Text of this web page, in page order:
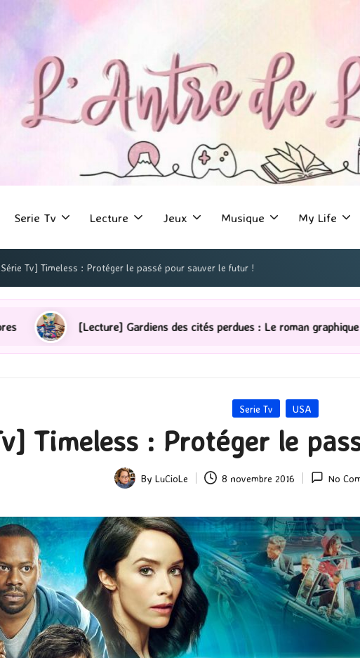
Serie Tv Lecture Jeux Musique My Life
Tv] Timeless : Protéger le passé pour sauver le futur !
cités perdues : Le roman graphique Tome 1 Partie 2 [Série
Posted
Serie Tv USA
Timeless : Protéger le
Posted
By LuCioLe 8 novembre 2016 No